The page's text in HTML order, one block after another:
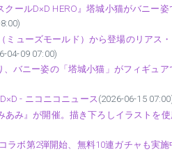
ールD×D HERO』塔城小猫がバニー
ミューズモールド）から登場のリアス
04-09 07:00)
、バニー姿の「塔城小猫」がフィギュ
- ニコニコニュース(2026-06-15
あみ』が開催。描き下ろしイラストを
ラボ第2弾開始、無料10連ガチャも実